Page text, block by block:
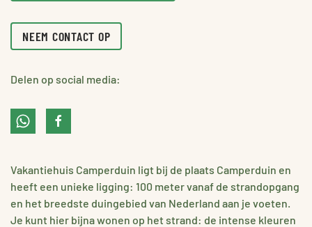
NEEM CONTACT OP
Delen op social media:
Vakantiehuis Camperduin ligt bij de plaats Camperduin en
heeft een unieke ligging: 100 meter vanaf de strandopgang
en het breedste duingebied van Nederland aan je voeten.
Je kunt hier bijna wonen op het strand: de intense kleuren